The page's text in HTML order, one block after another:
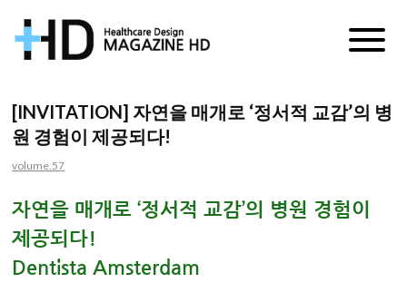
거
진
[INVITATION] 자연을 매개로 ‘정서적 교감’의 병
원 경험이 제공되다!
volume.57
자연을 매개로 ‘정서적 교감’의 병원 경험이
제공되다!
Dentista Amsterdam